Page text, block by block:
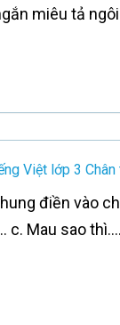
miêu tả
Việt lớp 3
điền vào
c. Mau sao